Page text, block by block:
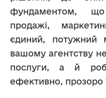
фундаментом,
продажі,
єдиний, потужний
вашому агентству
послуги, а й
ефективно, прозоро